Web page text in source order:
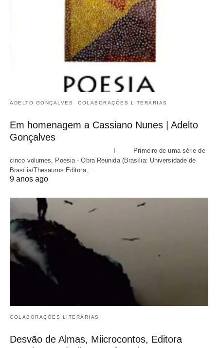
ADELTO GONÇALVES COLABORAÇÕES LITERÁRIAS
Em homenagem a Cassiano Nunes | Adelto
Gonçalves
I Primeiro de uma série de
cinco volumes, Poesia - Obra Reunida (Brasília: Universidade de
Brasília/Thesaurus Editora,…
9 anos ago
COLABORAÇÕES LITERÁRIAS
Desvão de Almas, Miicrocontos, Editora